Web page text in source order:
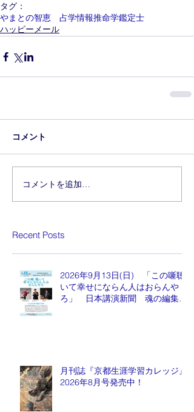
タグ：
やまとの智恵 占学情報推命学鑑定士
ハッピーメール
コメント
コメントを追加…
Recent Posts
2026年9月13日(日) 「この噺聴
いて幸せにならん人はおらんや
ろ」 日本講演新聞 魂の編集
月刊誌『京都生涯学習カレッジ』
2026年8月号発売中！